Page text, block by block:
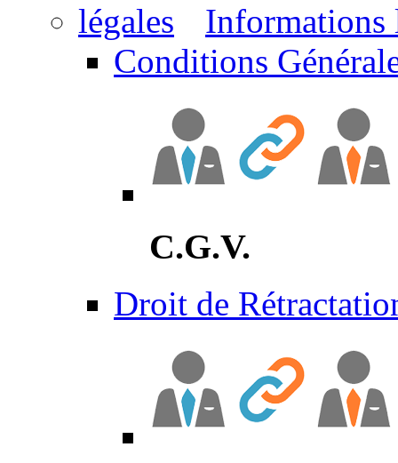
Informations
Conditions
C.G.V.
Droit de